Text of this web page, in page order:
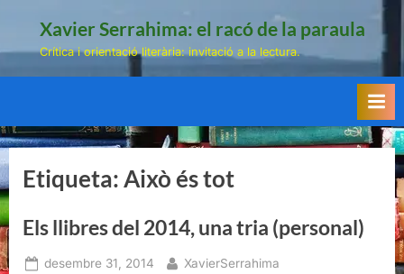
Xavier Serrahima: el racó de la paraula
Crítica i orientació literària: invitació a la lectura.
Etiqueta:Això és tot
Els llibres del 2014, una tria (personal)
Posted
desembre 31, 2014 By
XavierSerrahima